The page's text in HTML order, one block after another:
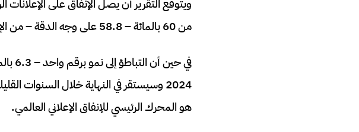
من 60 بالمائة – 58.8 على وجه الدقة – من الإنفاق الإعلاني العالمي.
هو المحرك الرئيسي للإنفاق الإعلاني العالمي.